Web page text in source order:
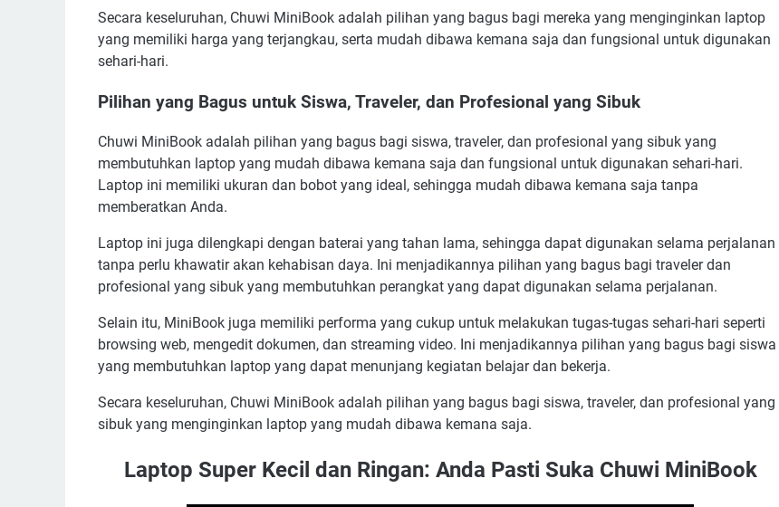
Secara keseluruhan, Chuwi MiniBook adalah pilihan yang bagus bagi mereka yang menginginkan laptop
yang memiliki harga yang terjangkau, serta mudah dibawa kemana saja dan fungsional untuk digunakan
sehari-hari.
Pilihan yang Bagus untuk Siswa, Traveler, dan Profesional yang Sibuk
Chuwi MiniBook adalah pilihan yang bagus bagi siswa, traveler, dan profesional yang sibuk yang
membutuhkan laptop yang mudah dibawa kemana saja dan fungsional untuk digunakan sehari-hari.
Laptop ini memiliki ukuran dan bobot yang ideal, sehingga mudah dibawa kemana saja tanpa
memberatkan Anda.
Laptop ini juga dilengkapi dengan baterai yang tahan lama, sehingga dapat digunakan selama perjalanan
tanpa perlu khawatir akan kehabisan daya. Ini menjadikannya pilihan yang bagus bagi traveler dan
profesional yang sibuk yang membutuhkan perangkat yang dapat digunakan selama perjalanan.
Selain itu, MiniBook juga memiliki performa yang cukup untuk melakukan tugas-tugas sehari-hari seperti
browsing web, mengedit dokumen, dan streaming video. Ini menjadikannya pilihan yang bagus bagi siswa
yang membutuhkan laptop yang dapat menunjang kegiatan belajar dan bekerja.
Secara keseluruhan, Chuwi MiniBook adalah pilihan yang bagus bagi siswa, traveler, dan profesional yang
sibuk yang menginginkan laptop yang mudah dibawa kemana saja.
Laptop Super Kecil dan Ringan: Anda Pasti Suka Chuwi MiniBook